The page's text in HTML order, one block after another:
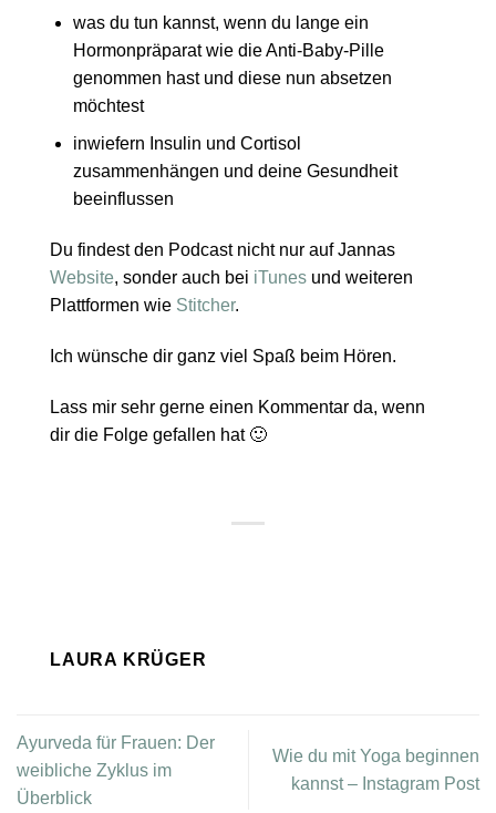
was du tun kannst, wenn du lange ein
Hormonpräparat wie die Anti-Baby-Pille
genommen hast und diese nun absetzen
möchtest
inwiefern Insulin und Cortisol
zusammenhängen und deine Gesundheit
beeinflussen
Du findest den Podcast nicht nur auf Jannas
Website, sonder auch bei iTunes und weiteren
Plattformen wie Stitcher.
Ich wünsche dir ganz viel Spaß beim Hören.
Lass mir sehr gerne einen Kommentar da, wenn
dir die Folge gefallen hat 🙂
LAURA KRÜGER
Ayurveda für Frauen: Der
weibliche Zyklus im
Überblick
Wie du mit Yoga beginnen
kannst – Instagram Post